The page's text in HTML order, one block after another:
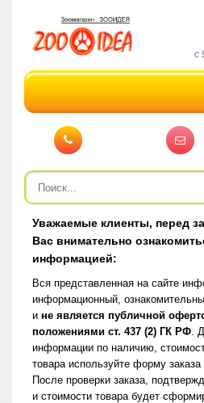
c
Уважаемые клиенты, перед
Вас внимательно
информацией:
Вся представленная на сайте
информационный,
и не является публичной
положениями ст. 437 (2) ГК РФ.
информации по наличию,
товара используйте форму
После проверки заказа,
и стоимости товара будет